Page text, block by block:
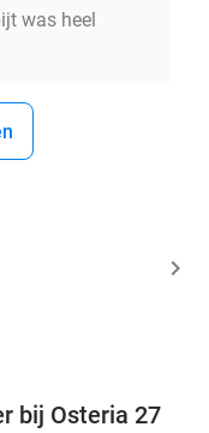
was heel
41%
bij Osteria 27